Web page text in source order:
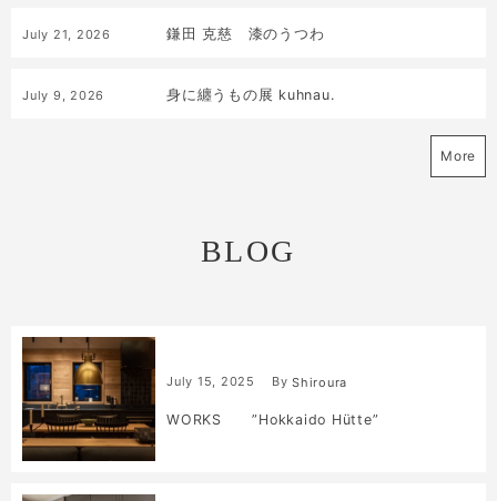
July 21, 2026 鎌田 克慈 漆のうつわ
July 9 , 2026 身に纏うもの展 kuhnau.
More
BLOG
July 15, 2025 By Shiroura
WORKS ”Hokkaido Hütte”